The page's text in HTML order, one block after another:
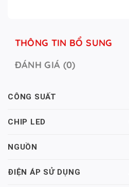
THÔNG TIN BỔ SUNG
ĐÁNH GIÁ (0)
CÔNG SUẤT
CHIP LED
NGUỒN
ĐIỆN ÁP SỬ DỤNG